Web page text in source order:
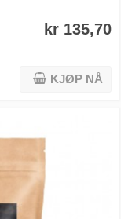
kr 135,70
KJØP NÅ